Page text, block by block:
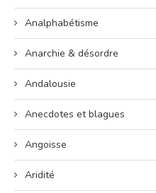
Analphabétisme
Anarchie & désordre
Andalousie
Anecdotes et blagues
Angoisse
Aridité